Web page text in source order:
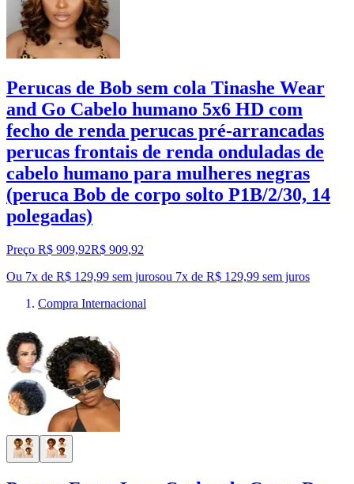
Perucas de Bob sem cola Tinashe Wear
and Go Cabelo humano 5x6 HD com
fecho de renda perucas pré-arrancadas
perucas frontais de renda onduladas de
cabelo humano para mulheres negras
(peruca Bob de corpo solto P1B/2/30, 14
polegadas)
Preço R$ 909,92R$ 909,92
Ou 7x de R$ 129,99 sem jurosou 7x de R$ 129,99 sem juros
Compra Internacional